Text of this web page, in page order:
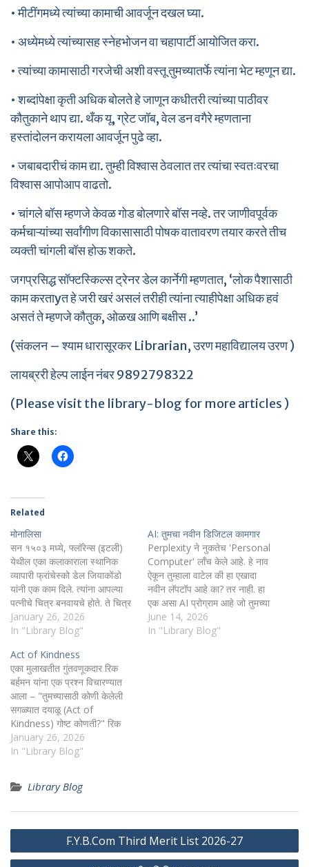
• मीटींगमध्ये त्यांच्या कामाची आवर्जून दखल घ्या.
• अध्येमध्ये त्यांच्यासह स्नेहभोजन वा चहापार्टी आयोजित करा.
• त्यांच्या कामासाठी गरजेची अशी वस्तू तुमच्यातर्फे त्यांना भेट म्हणून द्या.
• शब्दांपेक्षा कृती अधिक बोलते हे जाणून कधीतरी त्यांच्या पाठीवर
कौतुकाने थाप द्या. थँक यू, ग्रेट जॉब, वेल डन वगैरे म्हणताना
हस्तांदोलन करायला आवर्जून पुढे व्हा.
• जबाबदारीचं काम द्या. तुम्ही विश्वास ठेवलात तर त्यांचा स्वतःवरचा
विश्वास आपोआप वाढतो.
• चांगले बॉस म्हणजे केवळ गोड बोलणारे बॉस नव्हे. तर जाणीवपूर्वक
कर्मचाऱ्यांच्या सर्वांगीण विकासासाठी पोषक वातावरण तयार करते तीच
व्यक्ती चांगली बॉस होऊ शकते.
जगप्रसिद्ध सॉफ्टस्किल्स ट्रेनर डेल कार्नेगी म्हणतात, ‘लोक पैशासाठी
काम करताyत हे जरी खरं असलं तरीही त्यांना त्याहीपेक्षा अधिक हवं
असतं ते म्हणजे कौतुक, ओळख आणि बक्षीस ..’
(संकलन – श्याम धारासूरकर Librarian, उरण महाविद्यालय उरण )
लायब्ररी हेल्प लाईन नंबर 9892798322
(Please visit the library-blog for more articles )
Share this:
Related
मोनालिसा
सन १५०३ मध्ये, फ्लॉरेन्स (इटली)
येथील एका कलाकाराला स्थानिक
व्यापारी फ्रांचेस्को डेल जियाकोंडो
यांनी एक काम दिले. त्यांना आपल्या
पत्नीचे चित्र बनवायचे होते. ते चित्र
खूप मोठे नव्हते – साधारण A2 पेक्षा
लहान आकाराचे. ते एक सर्वसाधारण
पण पुढे तो कलाकार नावारूपाला
आला आणि…
January 26, 2026
In "Library Blog"
AI: तुमचा नवीन डिजिटल कामगार
Perplexity ने नुकतेच 'Personal
Computer' लाँच केले आहे. हे नाव
ऐकून तुम्हाला वाटेल की हा एखादा
नवीन लॅपटॉप आहे का? तर नाही. हा
एक असा AI प्रोग्राम आहे जो तुमच्या
computer वर २४/७ सक्रिय
राहतो आणि तुमच्या फाईल्स, अ‍ॅप्स
June 14, 2026
In "Library Blog"
Act of Kindness
एका मुलाखतीत गुंतवणूकदार रिक
बर्हमन यांना एक प्रश्न विचारण्यात
आला – "तुमच्यासाठी कोणी केलेली
सगळ्यात दयाळू (Act of
Kindness) गोष्ट कोणती?" रिक
यांनी थोडा वेळ घेऊन उत्तर दिले -
"आमचा मुलगा थियो, जन्मल्यानंतर
रुग्णालयं, शेकडो इंजेक्शन्स, सतत
January 26, 2026
In "Library Blog"
Library Blog
Post
navigation
F.Y.B.Com Third Merit List 2026-27